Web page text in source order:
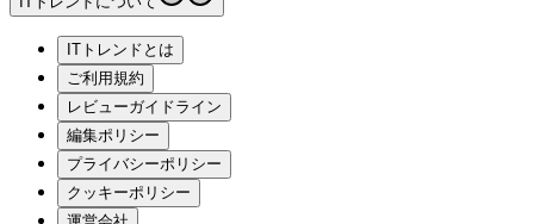
ITトレンドとは
ご利用規約
レビューガイドライン
編集ポリシー
プライバシーポリシー
クッキーポリシー